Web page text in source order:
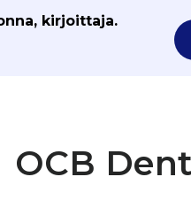
kirjoittaja.
OCB